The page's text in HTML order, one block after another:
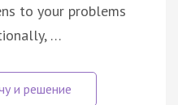
to your problems
…